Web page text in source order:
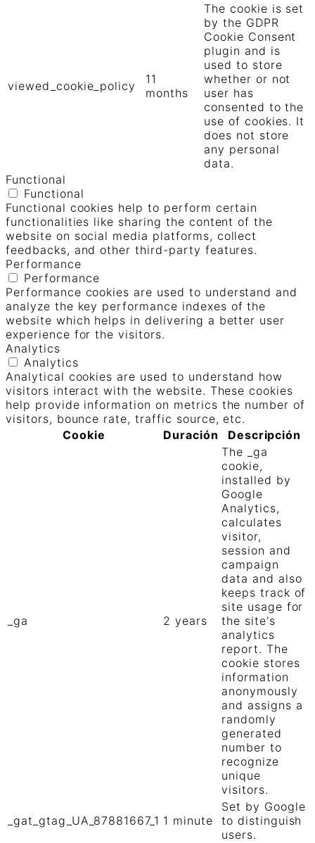
viewed_cookie_policy
11
months
The cookie is set
by the GDPR
Cookie Consent
plugin and is
used to store
whether or not
user has
consented to the
use of cookies. It
does not store
any personal
data.
Functional
Functional
Functional cookies help to perform certain
functionalities like sharing the content of the
website on social media platforms, collect
feedbacks, and other third-party features.
Performance
Performance
Performance cookies are used to understand and
analyze the key performance indexes of the
website which helps in delivering a better user
experience for the visitors.
Analytics
Analytics
Analytical cookies are used to understand how
visitors interact with the website. These cookies
help provide information on metrics the number of
visitors, bounce rate, traffic source, etc.
Cookie
Duración Descripción
_ga 2 years
The _ga
cookie,
installed by
Google
Analytics,
calculates
visitor,
session and
campaign
data and also
keeps track of
site usage for
the site's
analytics
report. The
cookie stores
information
anonymously
and assigns a
randomly
generated
number to
recognize
unique
visitors.
_gat_gtag_UA_87881667_1 1 minute
Set by Google
to distinguish
users.